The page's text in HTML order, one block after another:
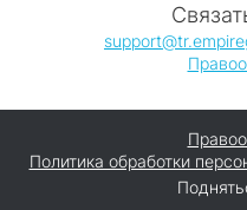
Политика обработки